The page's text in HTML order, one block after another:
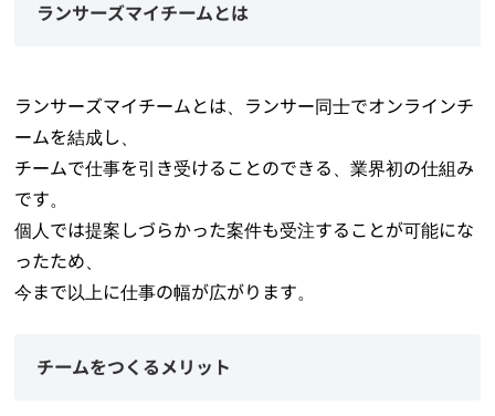
ランサーズマイチームとは
ランサーズマイチームとは、ランサー同士でオンラインチ
ームを結成し、
チームで仕事を引き受けることのできる、業界初の仕組み
です。
個人では提案しづらかった案件も受注することが可能にな
ったため、
今まで以上に仕事の幅が広がります。
チームをつくるメリット